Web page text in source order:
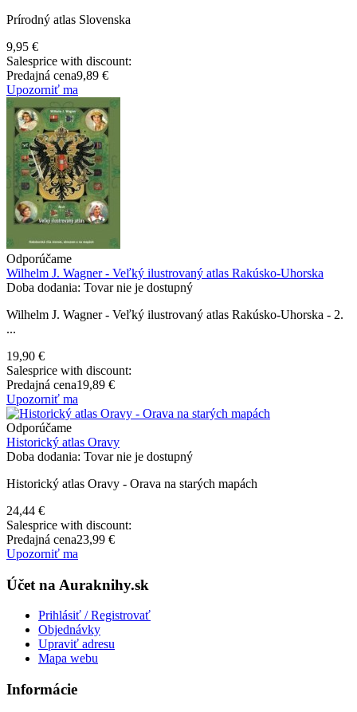
Prírodný atlas Slovenska
9,95 €
Salesprice with discount:
Predajná cena9,89 €
Upozorniť ma
Odporúčame
Wilhelm J. Wagner - Veľký ilustrovaný atlas Rakúsko-Uhorska
Doba dodania: Tovar nie je dostupný
Wilhelm J. Wagner - Veľký ilustrovaný atlas Rakúsko-Uhorska - 2.
...
19,90 €
Salesprice with discount:
Predajná cena19,89 €
Upozorniť ma
Odporúčame
Historický atlas Oravy
Doba dodania: Tovar nie je dostupný
Historický atlas Oravy - Orava na starých mapách
24,44 €
Salesprice with discount:
Predajná cena23,99 €
Upozorniť ma
Účet na Auraknihy.sk
Prihlásiť / Registrovať
Objednávky
Upraviť adresu
Mapa webu
Informácie